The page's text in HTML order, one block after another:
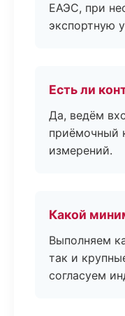
ЕАЭС, при
экспортную
Есть ли
Да, ведём
приёмочный
измерений.
Какой
Выполняем
так и
согласуем